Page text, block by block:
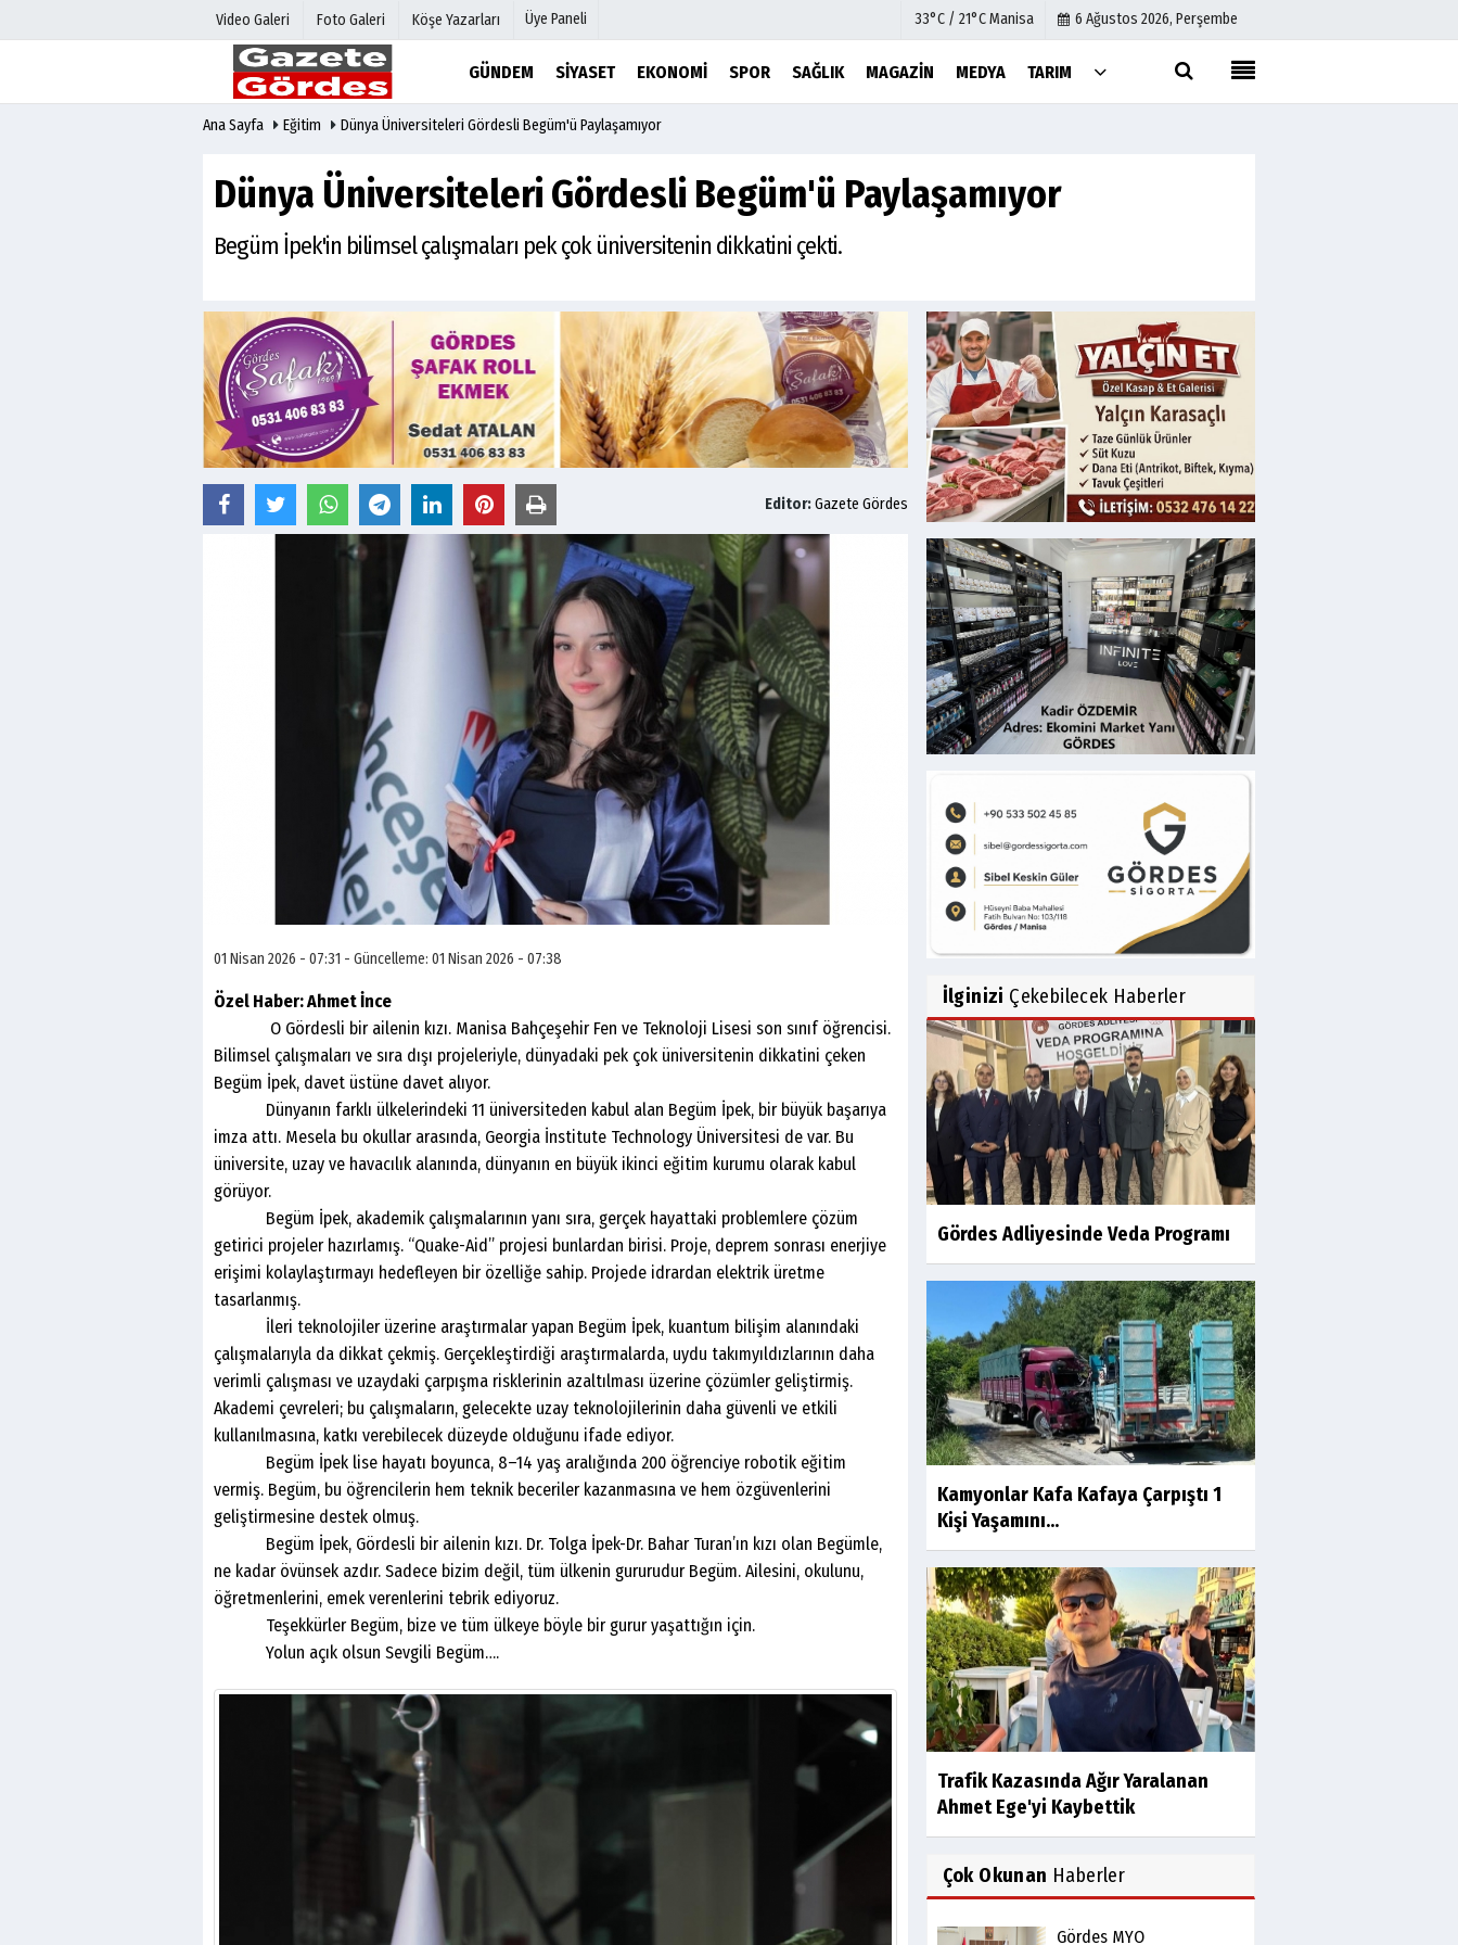
Video Galeri Foto Galeri Köşe Yazarları Üye Paneli 33°C / 21°C Manisa 6 Ağustos 2026, Perşembe
GÜNDEM SIYASET EKONOMI SPOR SAĞLIK MAGAZIN MEDYA TARIM
Hava Durumu
Anketler
Foto Galeri
Ana Sayfa Eğitim Dünya Üniversiteleri Gördesli Begüm'ü Paylaşamıyor
Dünya Üniversiteleri Gördesli Begüm'ü Paylaşamıyor
Begüm İpek'in bilimsel çalışmaları pek çok üniversitenin dikkatini çekti.
Editor:Gazete Gördes
01 Nisan 2026 - 07:31 - Güncelleme: 01 Nisan 2026 - 07:38
Özel Haber: Ahmet İnce
O Gördesli bir ailenin kızı. Manisa Bahçeşehir Fen ve Teknoloji Lisesi son sınıf öğrencisi.
Bilimsel çalışmaları ve sıra dışı projeleriyle, dünyadaki pek çok üniversitenin dikkatini çeken
Begüm İpek, davet üstüne davet alıyor.
Dünyanın farklı ülkelerindeki 11 üniversiteden kabul alan Begüm İpek, bir büyük başarıya
imza attı. Mesela bu okullar arasında, Georgia İnstitute Technology Üniversitesi de var. Bu
üniversite, uzay ve havacılık alanında, dünyanın en büyük ikinci eğitim kurumu olarak kabul
görüyor.
Begüm İpek, akademik çalışmalarının yanı sıra, gerçek hayattaki problemlere çözüm
getirici projeler hazırlamış. “Quake-Aid” projesi bunlardan birisi. Proje, deprem sonrası enerjiye
erişimi kolaylaştırmayı hedefleyen bir özelliğe sahip. Projede idrardan elektrik üretme
tasarlanmış.
İleri teknolojiler üzerine araştırmalar yapan Begüm İpek, kuantum bilişim alanındaki
çalışmalarıyla da dikkat çekmiş. Gerçekleştirdiği araştırmalarda, uydu takımyıldızlarının daha
verimli çalışması ve uzaydaki çarpışma risklerinin azaltılması üzerine çözümler geliştirmiş.
Akademi çevreleri; bu çalışmaların, gelecekte uzay teknolojilerinin daha güvenli ve etkili
kullanılmasına, katkı verebilecek düzeyde olduğunu ifade ediyor.
Begüm İpek lise hayatı boyunca, 8–14 yaş aralığında 200 öğrenciye robotik eğitim
vermiş. Begüm, bu öğrencilerin hem teknik beceriler kazanmasına ve hem özgüvenlerini
geliştirmesine destek olmuş.
Begüm İpek, Gördesli bir ailenin kızı. Dr. Tolga İpek-Dr. Bahar Turan’ın kızı olan Begümle,
ne kadar övünsek azdır. Sadece bizim değil, tüm ülkenin gururudur Begüm. Ailesini, okulunu,
öğretmenlerini, emek verenlerini tebrik ediyoruz.
Teşekkürler Begüm, bize ve tüm ülkeye böyle bir gurur yaşattığın için.
Yolun açık olsun Sevgili Begüm….
İlginizi Çekebilecek Haberler
Gördes Adliyesinde Veda Programı
Kamyonlar Kafa Kafaya Çarpıştı 1
Kişi Yaşamını...
Trafik Kazasında Ağır Yaralanan
Ahmet Ege'yi Kaybettik
Çok Okunan Haberler
Gördes MYO